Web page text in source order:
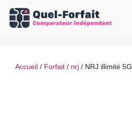
Aller
Accueil / Forfait / nrj / NRJ illimité 5G